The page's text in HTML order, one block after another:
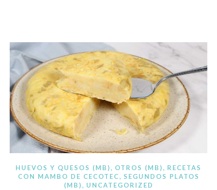
HUEVOS Y QUESOS (MB), OTROS (MB), RECETAS
CON MAMBO DE CECOTEC, SEGUNDOS PLATOS
(MB), UNCATEGORIZED